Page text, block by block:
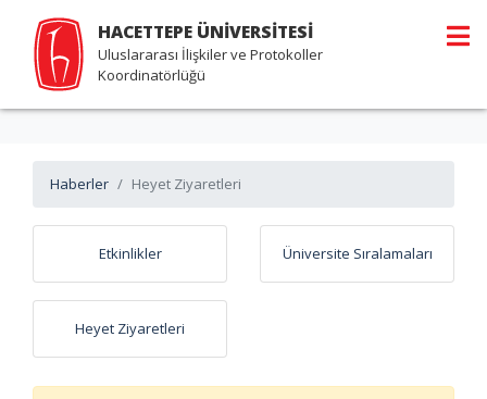
HACETTEPE ÜNİVERSİTESİ
Uluslararası İlişkiler ve Protokoller
Koordinatörlüğü
Haberler Heyet Ziyaretleri
Etkinlikler Üniversite Sıralamaları
Heyet Ziyaretleri